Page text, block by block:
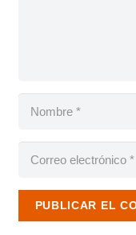
PUBLICAR EL